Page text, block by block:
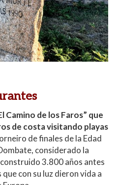
Camino de los Faros” que
de costa visitando playas
de finales de la Edad
considerado la
3.800 años antes
con su luz dieron vida a